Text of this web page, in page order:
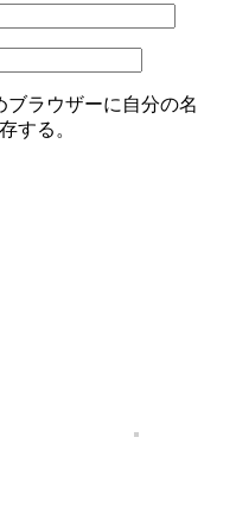
ラウザーに自分の名
する。